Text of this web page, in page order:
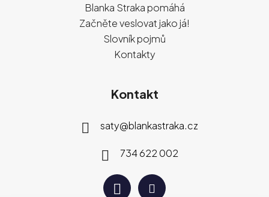
Blanka Straka pomáhá
Začněte veslovat jako já!
Slovník pojmů
Kontakty
Kontakt
saty@blankastraka.cz
734 622 002